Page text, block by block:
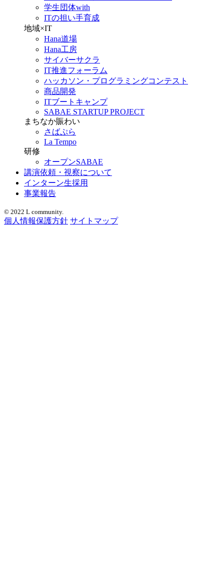
学生団体with
ITの担い手育成
地域×IT
Hana道場
Hana工房
サイバーサクラ
IT推進フォーラム
ハッカソン・プログラミングコンテスト
商品開発
ITブートキャンプ
SABAE STARTUP PROJECT
まちなか賑わい
さばぷら
La Tempo
研修
オープンSABAE
講演依頼・視察について
インターン生採用
事業報告
© 2022 L community.
個人情報保護方針 サイトマップ